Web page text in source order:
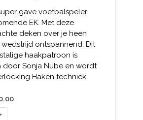
gave voetbalspeler
EK. Met deze
deken over je heen
ontspannend. Dit
haakpatroon is
door Sonja Nube en wordt
Haken techniek
+